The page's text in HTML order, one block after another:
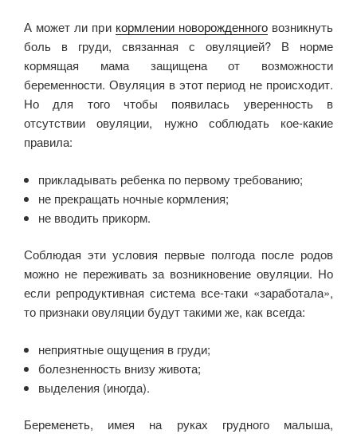
А может ли при кормлении новорожденноговозникнуть
боль в груди, связанная с овуляцией? В норме
кормящая мама защищена от возможности
беременности. Овуляция в этот период не происходит.
Но для того чтобы появилась уверенность в
отсутствии овуляции, нужно соблюдать кое-какие
правила:
прикладывать ребенка по первому требованию;
не прекращать ночные кормления;
не вводить прикорм.
Соблюдая эти условия первые полгода после родов
можно не переживать за возникновение овуляции. Но
если репродуктивная система все-таки «заработала»,
то признаки овуляции будут такими же, как всегда:
неприятные ощущения в груди;
болезненность внизу живота;
выделения (иногда).
Беременеть, имея на руках грудного малыша,